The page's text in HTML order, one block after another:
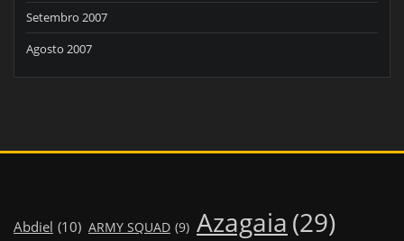
Setembro 2007
Agosto 2007
Abdiel (10) ARMY SQUAD (9) Azagaia (29)